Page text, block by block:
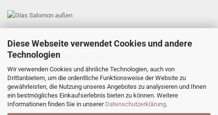
Diese Webseite verwendet Cookies und andere
Technologien
Wir verwenden Cookies und ähnliche Technologien, auch von
Drittanbietern, um die ordentliche Funktionsweise der Website zu
gewährleisten, die Nutzung unseres Angebotes zu analysieren und Ihnen
ein bestmögliches Einkaufserlebnis bieten zu können. Weitere
Informationen finden Sie in unserer Datenschutzerklärung.
Hans Salomon & Co GmbH
Untere Landstraße 58, 3500 Krems
office@glas-salomon.at
​Tel: +43 (0) 2732 82174
Öffnungszeiten:
Mo - Do: 9 - 15 Uhr, Fr: 9 - 18 Uhr